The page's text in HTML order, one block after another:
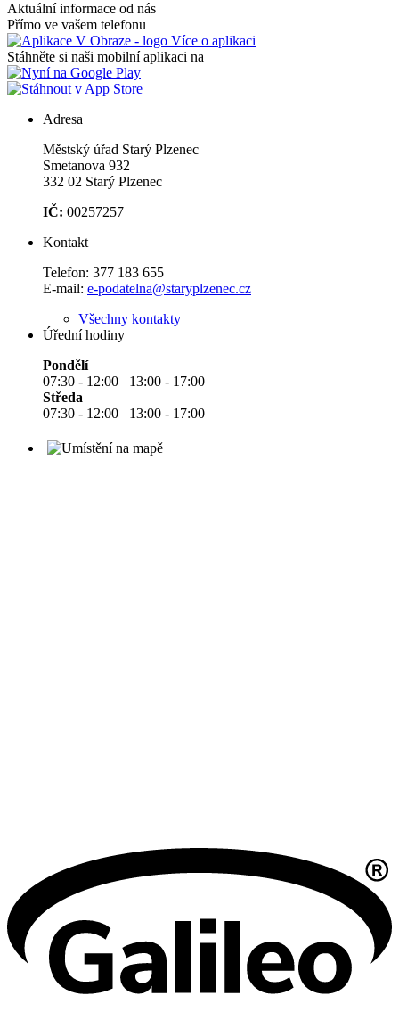
Aktuální informace od nás
Přímo ve vašem telefonu
Více o aplikaci
Stáhněte si naši mobilní aplikaci na
Adresa
Městský úřad Starý Plzenec
Smetanova 932
332 02 Starý Plzenec
IČ: 00257257
Kontakt
Telefon: 377 183 655
E-mail: e-podatelna@staryplzenec.cz
Všechny kontakty
Úřední hodiny
Pondělí
07:30 - 12:00 13:00 - 17:00
Středa
07:30 - 12:00 13:00 - 17:00